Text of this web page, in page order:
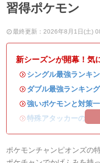
習得ポケモン
最終更新：2026年8月1日(土)
新シーズンが開幕！気
・ シングル最強ランキ
・ ダブル最強ランキング
・強いポケモンと対策
・特殊アタッカーのお
ポケモンチャンピオンズの